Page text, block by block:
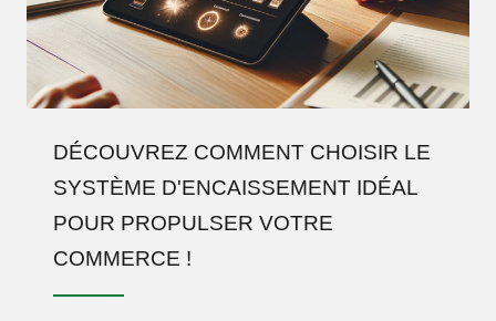
DÉCOUVREZ COMMENT CHOISIR LE
SYSTÈME D'ENCAISSEMENT IDÉAL
POUR PROPULSER VOTRE
COMMERCE !